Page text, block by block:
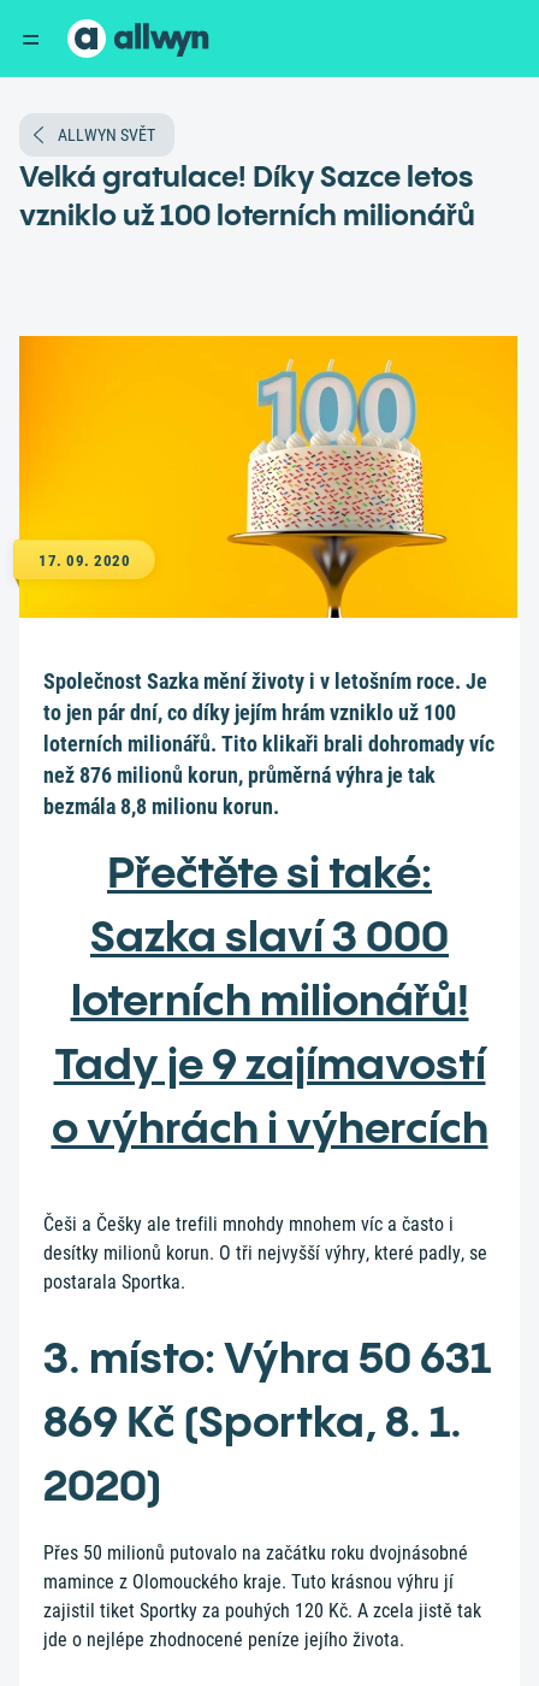
ALLWYN SVĚT
Velká gratulace! Díky Sazce letos
vzniklo už 100 loterních milionářů
17. 09. 2020
Společnost Sazka mění životy i v letošním roce. Je
to jen pár dní, co díky jejím hrám vzniklo už 100
loterních milionářů. Tito klikaři brali dohromady víc
než 876 milionů korun, průměrná výhra je tak
bezmála 8,8 milionu korun.
Přečtěte si také:
Sazka slaví 3 000
loterních milionářů!
Tady je 9 zajímavostí
o výhrách i výhercích
Češi a Češky ale trefili mnohdy mnohem víc a často i
desítky milionů korun. O tři nejvyšší výhry, které padly, se
postarala Sportka.
3. místo: Výhra 50 631
869 Kč (Sportka, 8. 1.
2020)
Přes 50 milionů putovalo na začátku roku dvojnásobné
mamince z Olomouckého kraje. Tuto krásnou výhru jí
zajistil tiket Sportky za pouhých 120 Kč. A zcela jistě tak
jde o nejlépe zhodnocené peníze jejího života.